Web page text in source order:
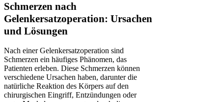
Schmerzen nach
Gelenkersatzoperation: Ursachen
und Lösungen
Nach einer Gelenkersatzoperation sind
Schmerzen ein häufiges Phänomen, das
Patienten erleben. Diese Schmerzen können
verschiedene Ursachen haben, darunter die
natürliche Reaktion des Körpers auf den
chirurgischen Eingriff, Entzündungen oder